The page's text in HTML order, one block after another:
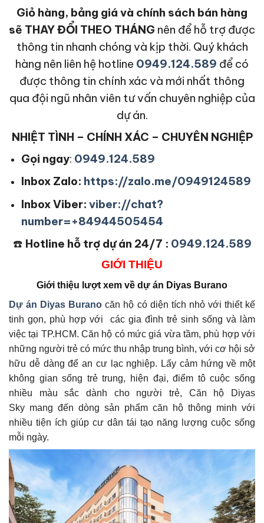
Giỏ hàng, bảng giá và chính sách bán hàng
sẽ THAY ĐỔI THEO THÁNG nên để hỗ trợ được
thông tin nhanh chóng và kịp thời. Quý khách
hàng nên liên hệ hotline 0949.124.589 để có
được thông tin chính xác và mới nhất thông
qua đội ngũ nhân viên tư vấn chuyên nghiệp của
dự án.
NHIỆT TÌNH – CHÍNH XÁC – CHUYÊN NGHIỆP
Gọi ngay: 0949.124.589
Inbox Zalo: https://zalo.me/0949124589
Inbox Viber: viber://chat?
number=+84944505454
☎️ Hotline hỗ trợ dự án 24/7 : 0949.124.589
GIỚI THIỆU
Giới thiệu lượt xem về dự án Diyas Burano
Dự án Diyas Buranocăn hộ có diện tích nhỏ với thiết kế
tinh gọn, phù hợp với các gia đình trẻ sinh sống và làm
việc tại TP.HCM. Căn hộ có mức giá vừa tầm, phù hợp với
những người trẻ có mức thu nhập trung bình, với cơ hội sở
hữu dễ dàng để an cư lạc nghiệp. Lấy cảm hứng về một
không gian sống trẻ trung, hiện đại, điểm tô cuộc sống
nhiều màu sắc dành cho người trẻ, Căn hộ Diyas
Sky mang đến dòng sản phẩm căn hộ thông minh với
nhiều tiện ích giúp cư dân tái tạo năng lượng cuộc sống
mỗi ngày.